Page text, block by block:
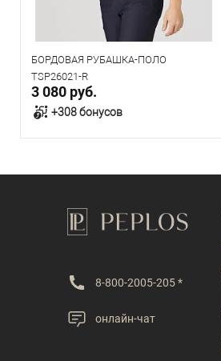
БОРДОВАЯ РУБАШКА-ПОЛО
TSP26021-R
3 080 руб.
+308 бонусов
В корзину
В наличии
Таблица размеров
100 104 108
8-800-2005-205 *
онлайн-чат